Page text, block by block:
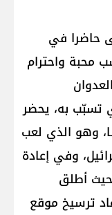
حاضرا في
محبة واحترام
تسبّب به، يحضر
وهو الذي لعب
وفي إعادة
حيث أطلق
ترسيخ موقع